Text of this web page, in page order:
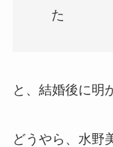
た
と、結婚後に明
どうやら、水野